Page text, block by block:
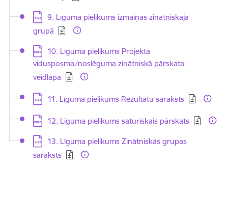
Lejupielādēt:
9. Līguma pielikums izmaiņas zinātniskajā
grupā
Lejupielādēt:
10. Līguma pielikums Projekta
vidusposma/noslēguma zinātniskā pārskata
veidlapa
Lejupielādēt:
11. Līguma pielikums Rezultātu saraksts
Lejupielādēt:
12. Līguma pielikums saturiskais pārskats
Lejupielādēt:
13. Līguma pielikums Zinātniskās grupas
saraksts